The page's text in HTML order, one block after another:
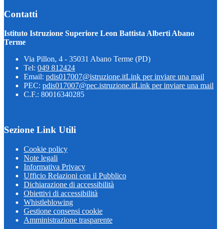
Contatti
Istituto Istruzione Superiore Leon Battista Alberti Abano
Terme
Via Pillon, 4 - 35031 Abano Terme (PD)
Tel: 049 812424
Email: pdis017007@istruzione.itLink per inviare una mail
PEC: pdis017007@pec.istruzione.itLink per inviare una mail
C.F.: 80016340285
Sezione Link Utili
Cookie policy
Note legali
Informativa Privacy
Ufficio Relazioni con il Pubblico
Dichiarazione di accessibilità
Obiettivi di accessibilità
Whistleblowing
Gestione consensi cookie
Amministrazione trasparente